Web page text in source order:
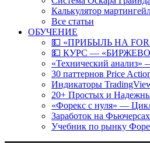
Калькулятор
Все статьи
ОБУЧЕНИЕ
💵 «ПРИБЫЛЬ НА
💵 КУРС —
«Технический
30 паттернов Price
Индикаторы
20+ Простых и
«Форекс с нуля» —
Заработок на
Учебник по рынку